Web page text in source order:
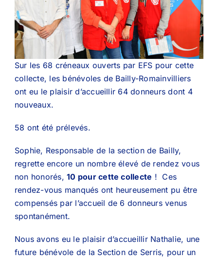
Sur les 68 créneaux ouverts par EFS pour cette
collecte, les bénévoles de Bailly-Romainvilliers
ont eu le plaisir d’accueillir 64 donneurs dont 4
nouveaux.
58 ont été prélevés.
Sophie, Responsable de la section de Bailly,
regrette encore un nombre élevé de rendez vous
non honorés,10 pour cette collecte ! Ces
rendez-vous manqués ont heureusement pu être
compensés par l’accueil de 6 donneurs venus
spontanément.
Nous avons eu le plaisir d’accueillir Nathalie, une
future bénévole de la Section de Serris, pour un